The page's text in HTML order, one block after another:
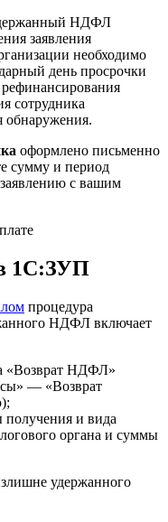
НДФЛ
заявления
необходимо
день просрочки
сотрудника
обнаружения.
оформлено письменно
сумму и период
с вашим
1С:ЗУП
процедура
НДФЛ включает
«Возврат НДФЛ»
— «Возврат
получения и вида
органа и суммы